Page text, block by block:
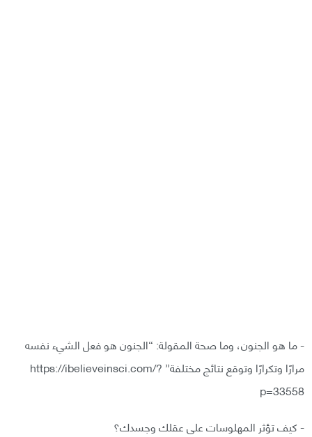
- ما هو الجنون، وما صحة المقولة: “الجنون هو فعل الشيء نفسه
مرارًا وتكرارًا وتوقع نتائج مختلفة” https://ibelieveinsci.com/?
p=33558
- كيف تؤثر المهلوسات على عقلك وجسدك؟